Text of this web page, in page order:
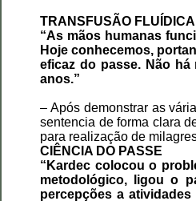
TRANSFUSÃO FLUÍDICA
“As mãos humanas
Hoje conhecemos,
eficaz do passe. Não
anos.”
– Após demonstrar as
sentencia de forma clara
para realização de
CIÊNCIA DO PASSE
“Kardec colocou o
metodológico, ligou o
percepções a